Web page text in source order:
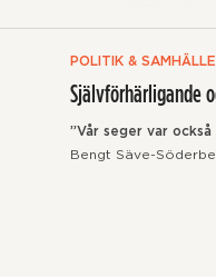
POLITIK & SAMHÄLLE
Självförhärligande
”Vår seger var också
Bengt Säve-